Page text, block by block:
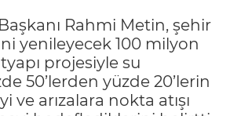
Rahmi Metin, şehir
yenileyecek 100 milyon
projesiyle su
50’lerden yüzde 20’lerin
ve arızalara nokta atışı